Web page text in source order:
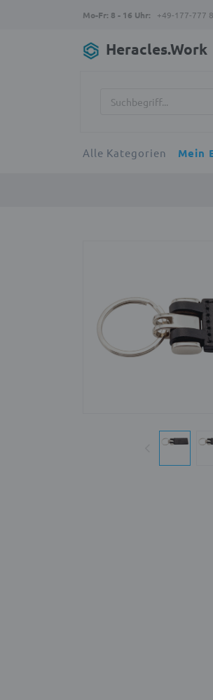
Mo-Fr: 8 - 16 Uhr: +49-177-777
Heracles.Work
Alle Kategorien Mein